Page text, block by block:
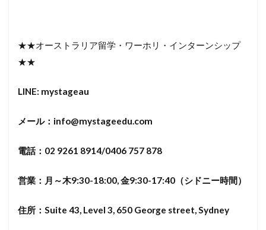
★★オーストラリア留学・ワーホリ・インターンシップ
★★
LINE: mystageau
メール： info@mystageedu.com
電話： 02 9261 8914/0406 757 878
営業：月～木9:30-18:00,金9:30-17:40 （シドニー時間）
住所：Suite 43, Level 3, 650 George street, Sydney